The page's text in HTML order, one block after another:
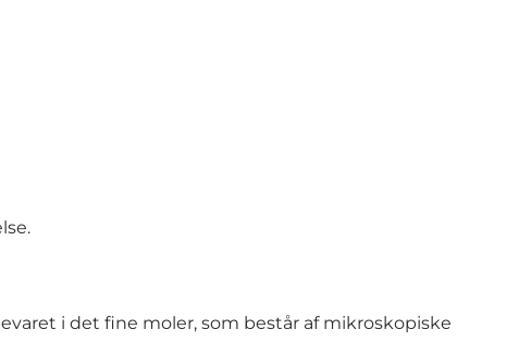
i det fine moler, som består af mikroskopiske